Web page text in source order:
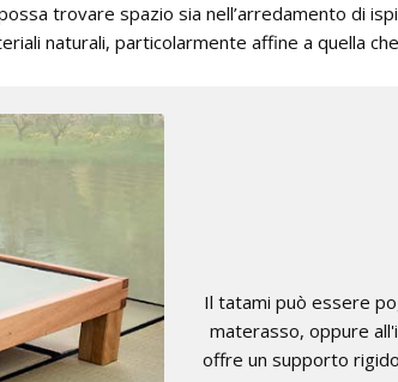
trovare spazio sia nell’arredamento di
naturali, particolarmente affine a quella
Il tatami può essere
materasso, oppure
offre un supporto